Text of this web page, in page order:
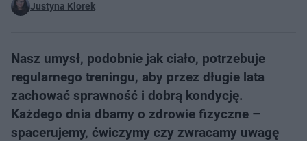
Justyna Klorek
Nasz umysł, podobnie jak ciało, potrzebuje
regularnego treningu, aby przez długie lata
zachować sprawność i dobrą kondycję.
Każdego dnia dbamy o zdrowie fizyczne –
spacerujemy, ćwiczymy czy zwracamy uwagę